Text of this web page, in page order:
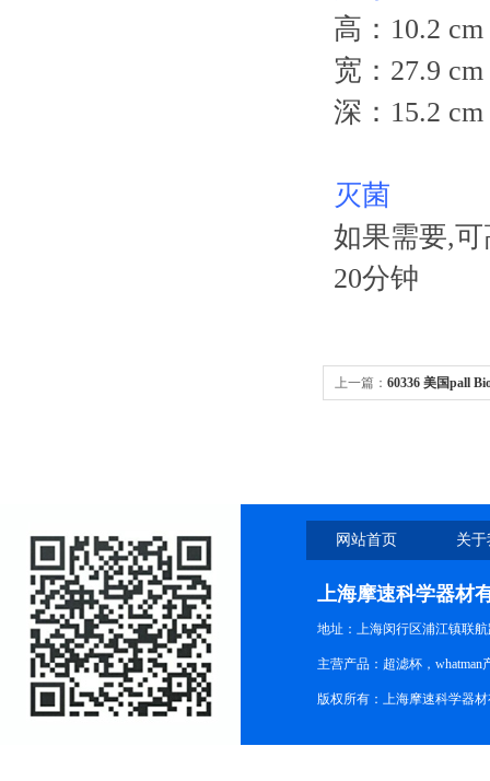
高：10.2
宽：27.9
深：15.2
灭菌
如果需要,可
20分钟
上一篇： 60336 美国pall
网站首页 关
上海摩速科学器材
地址：上海闵行区浦江镇联航
主营产品：超滤杯，
版权所有：上海摩速科学器